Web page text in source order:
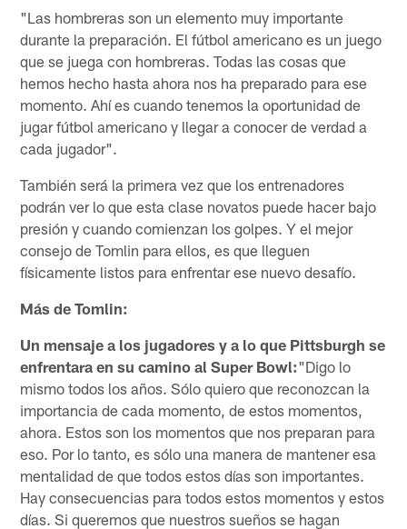
"Las hombreras son un elemento muy importante
durante la preparación. El fútbol americano es un juego
que se juega con hombreras. Todas las cosas que
hemos hecho hasta ahora nos ha preparado para ese
momento. Ahí es cuando tenemos la oportunidad de
jugar fútbol americano y llegar a conocer de verdad a
cada jugador".
También será la primera vez que los entrenadores
podrán ver lo que esta clase novatos puede hacer bajo
presión y cuando comienzan los golpes. Y el mejor
consejo de Tomlin para ellos, es que lleguen
físicamente listos para enfrentar ese nuevo desafío.
Más de Tomlin:
Un mensaje a los jugadores y a lo que Pittsburgh se
enfrentara en su camino al Super Bowl:"Digo lo
mismo todos los años. Sólo quiero que reconozcan la
importancia de cada momento, de estos momentos,
ahora. Estos son los momentos que nos preparan para
eso. Por lo tanto, es sólo una manera de mantener esa
mentalidad de que todos estos días son importantes.
Hay consecuencias para todos estos momentos y estos
días. Si queremos que nuestros sueños se hagan